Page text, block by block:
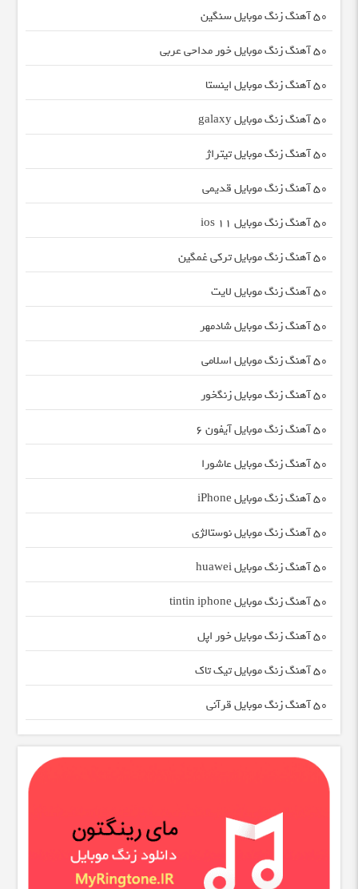
50 آهنگ زنگ موبایل سنگین
50 آهنگ زنگ موبایل خور مداحی عربی
50 آهنگ زنگ موبایل اینستا
50 آهنگ زنگ موبایل galaxy
50 آهنگ زنگ موبایل تیتراژ
50 آهنگ زنگ موبایل قدیمی
50 آهنگ زنگ موبایل ios 11
50 آهنگ زنگ موبایل ترکی غمگین
50 آهنگ زنگ موبایل لایت
50 آهنگ زنگ موبایل شادمهر
50 آهنگ زنگ موبایل اسلامی
50 آهنگ زنگ موبایل زنگخور
50 آهنگ زنگ موبایل آیفون 6
50 آهنگ زنگ موبایل عاشورا
50 آهنگ زنگ موبایل iPhone
50 آهنگ زنگ موبایل نوستالژی
50 آهنگ زنگ موبایل huawei
50 آهنگ زنگ موبایل tintin iphone
50 آهنگ زنگ موبایل خور اپل
50 آهنگ زنگ موبایل تیک تاک
50 آهنگ زنگ موبایل قرآنی